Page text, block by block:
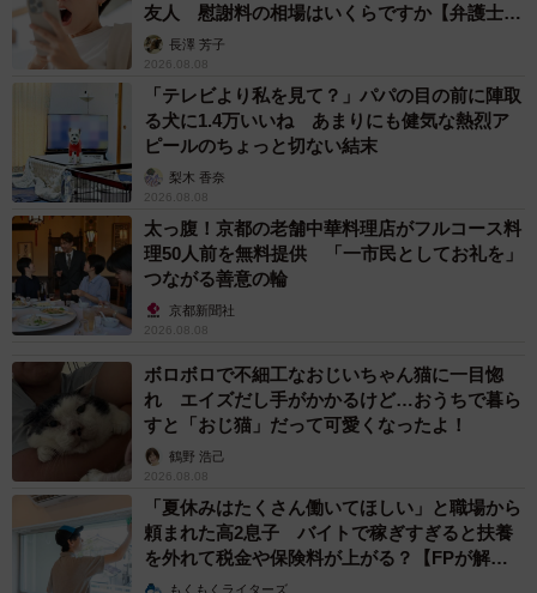
友人 慰謝料の相場はいくらですか【弁護士が
解説】長澤 芳子
2026.08.08
「テレビより私を見て？」パパの目の前に陣取
る犬に1.4万いいね あまりにも健気な熱烈ア
ピールのちょっと切ない結末
梨木 香奈
2026.08.08
太っ腹！京都の老舗中華料理店がフルコース料
理50人前を無料提供 「一市民としてお礼を」
つながる善意の輪
京都新聞社
2026.08.08
ボロボロで不細工なおじいちゃん猫に一目惚
れ エイズだし手がかかるけど…おうちで暮ら
すと「おじ猫」だって可愛くなったよ！
鶴野 浩己
2026.08.08
「夏休みはたくさん働いてほしい」と職場から
頼まれた高2息子 バイトで稼ぎすぎると扶養
を外れて税金や保険料が上がる？【FPが解
説】もくもくライターズ